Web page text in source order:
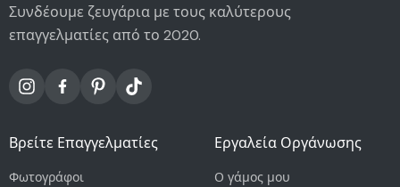
Συνδέουμε ζευγάρια με τους καλύτερους
επαγγελματίες από το 2020.
Βρείτε Επαγγελματίες
Φωτογράφοι
Εργαλεία Οργάνωσης
Ο γάμος μου